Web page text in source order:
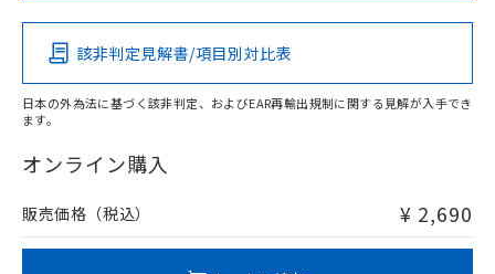
O
在庫等で未対応品が混在する可能性があります。
問い合わせください。
その他の認証はこちらのページからご検索ください
該非判定見解書/項目別対比表
日本の外為法に基づく該非判定、およびEAR再輸出規制に関する見解が入手でき
ます。
オンライン購入
販売価格（税込） ¥ 2,690